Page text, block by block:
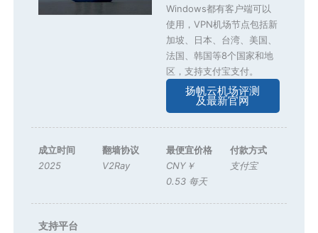
Windows都有客户端可以
使用，VPN机场节点包括新
加坡、日本、台湾、美国、
法国、韩国等8个国家和地
区，支持支付宝支付。
扬帆云机场评测
及最新官网
成立时间
2025
翻墙协议
V2Ray
最便宜价格
CNY￥
0.53 每天
付款方式
支付宝
支持平台